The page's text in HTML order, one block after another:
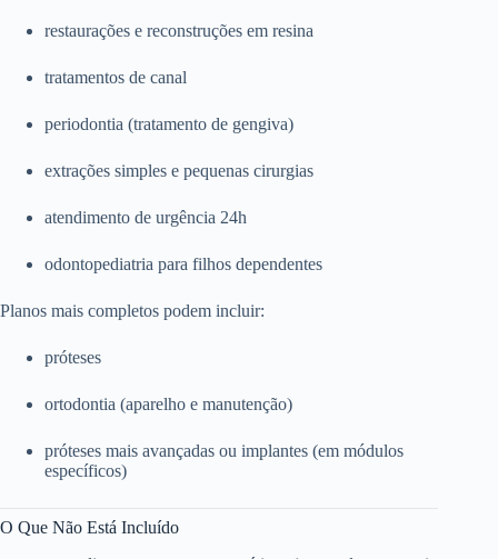
restaurações e reconstruções em resina
tratamentos de canal
periodontia (tratamento de gengiva)
extrações simples e pequenas cirurgias
atendimento de urgência 24h
odontopediatria para filhos dependentes
Planos mais completos podem incluir:
próteses
ortodontia (aparelho e manutenção)
próteses mais avançadas ou implantes (em módulos
específicos)
O Que Não Está Incluído